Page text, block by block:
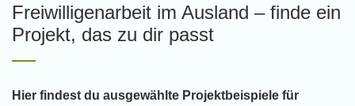
Freiwilligenarbeit im Ausland – finde ein
Projekt, das zu dir passt
Hier findest du ausgewählte Projektbeispiele für